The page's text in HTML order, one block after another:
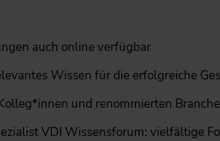
auch online verfügbar
Wissen für die erfolgreiche
und renommierten
VDI Wissensforum: vielfältige